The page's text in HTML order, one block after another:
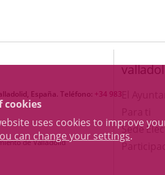
cookies
uses cookies to improve
can change your settings.
España. Teléfono: +34 983
de Valladolid
Sede